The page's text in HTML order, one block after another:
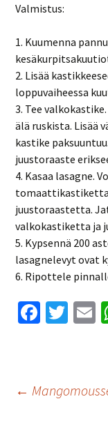
Valmistus:
1. Kuumenna
2. Lisää
loppuvaiheessa
3. Tee
älä ruskista. Lisää
kastike
juustoraaste
4. Kasaa lasagne.
tomaattikastiketta
juustoraastetta.
valkokastiketta ja
5. Kypsennä 200
lasagnelevyt ovat
6. Ripottele
Fa
o
o
T
E
←